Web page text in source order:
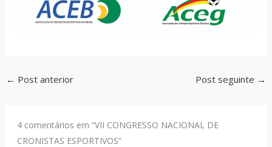
← Post anterior Post seguinte →
4 comentários em “VII CONGRESSO NACIONAL DE
CRONISTAS ESPORTIVOS”